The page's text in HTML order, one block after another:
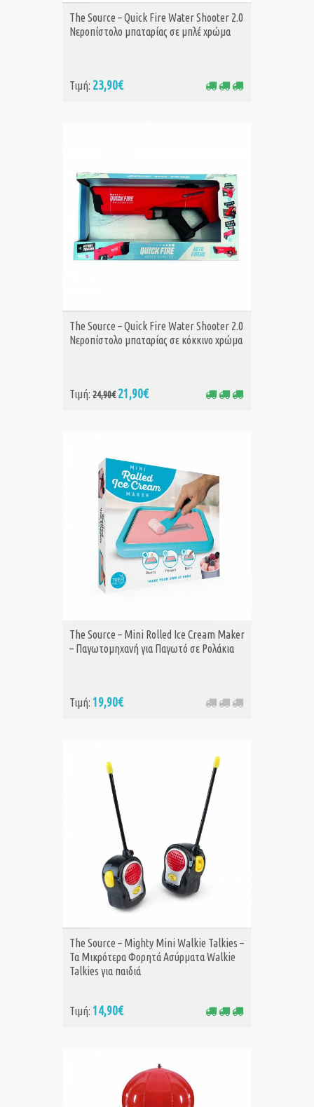
ΑΓΟΡΑ
The Source – Quick Fire Water Shooter 2.0
Νεροπίστολο μπαταρίας σε μπλέ χρώμα
Τιμή: 23,90€
ΑΓΟΡΑ
The Source – Quick Fire Water Shooter 2.0
Νεροπίστολο μπαταρίας σε κόκκινο χρώμα
Τιμή: 24,90€21,90€
The Source – Mini Rolled Ice Cream Maker
– Παγωτομηχανή για Παγωτό σε Ρολάκια
Τιμή: 19,90€
ΑΓΟΡΑ
The Source – Mighty Mini Walkie Talkies –
Τα Μικρότερα Φορητά Ασύρματα Walkie
Talkies για παιδιά
Τιμή: 14,90€